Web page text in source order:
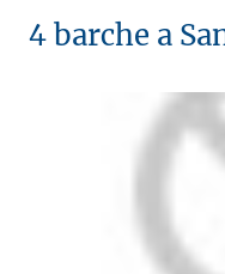
4 barche a